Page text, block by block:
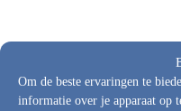
Om de beste ervaringen te
informatie over je apparaat op